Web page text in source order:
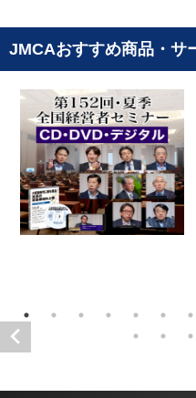
JMCAおすすめ商品・サ